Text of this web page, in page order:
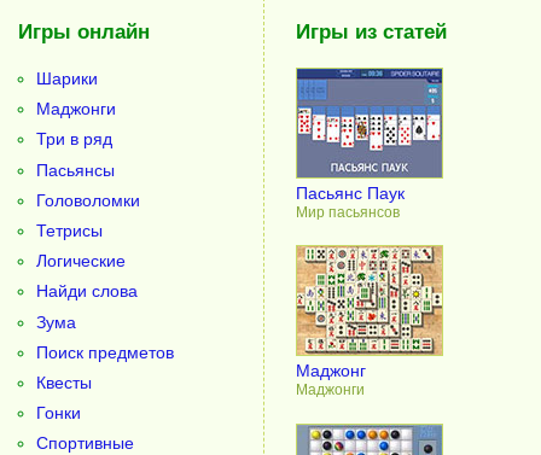
Игры онлайн
Шарики
Маджонги
Три в ряд
Пасьянсы
Головоломки
Тетрисы
Логические
Найди слова
Зума
Поиск предметов
Квесты
Гонки
Спортивные
Игры из статей
Пасьянс Паук
Мир пасьянсов
Маджонг
Маджонги